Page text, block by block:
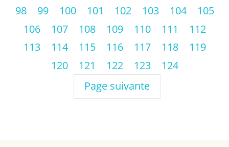
98
99 100 101 102 103 104
105
106
107 108 109 110 111
112
113
114 115 116 117 118
119
120
121 122 123
124
Page suivante